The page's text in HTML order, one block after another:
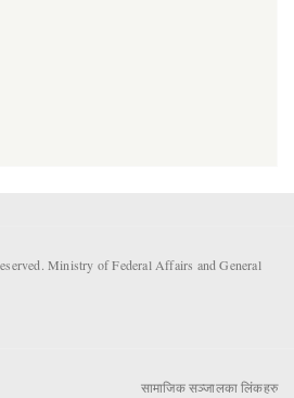
Ministry of Federal Affairs and General
सामाजिक सञ्जालका लिंकहरु